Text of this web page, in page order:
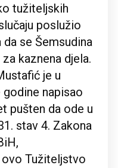
tužiteljskih
poslužio
se Šemsudina
kaznena djela.
je u
napisao
pušten da ode u
stav 4. Zakona
Tužiteljstvo